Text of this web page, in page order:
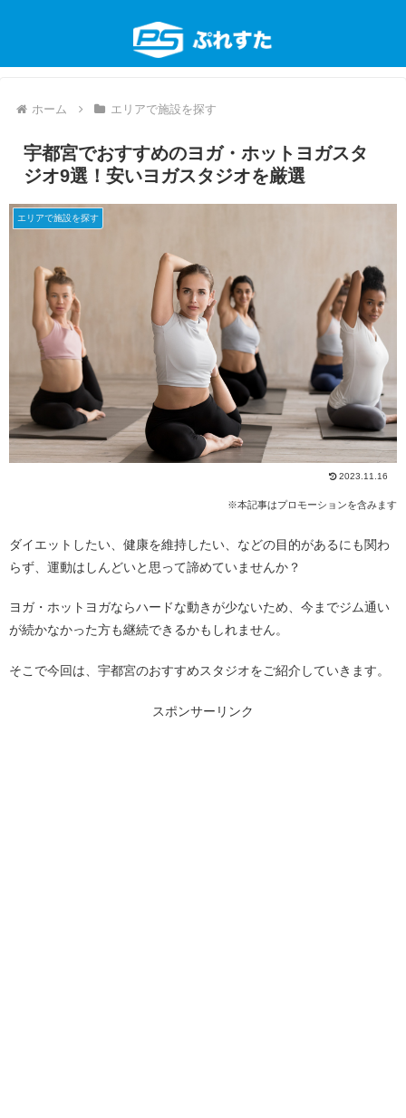
ホーム エリアで施設を探す
宇都宮でおすすめのヨガ・ホットヨガスタ
ジオ9選！安いヨガスタジオを厳選
エリアで施設を探す
2023.11.16
※本記事はプロモーションを含みます
ダイエットしたい、健康を維持したい、などの目的があるにも関わ
らず、運動はしんどいと思って諦めていませんか？
ヨガ・ホットヨガならハードな動きが少ないため、今までジム通い
が続かなかった方も継続できるかもしれません。
そこで今回は、宇都宮のおすすめスタジオをご紹介していきます。
スポンサーリンク